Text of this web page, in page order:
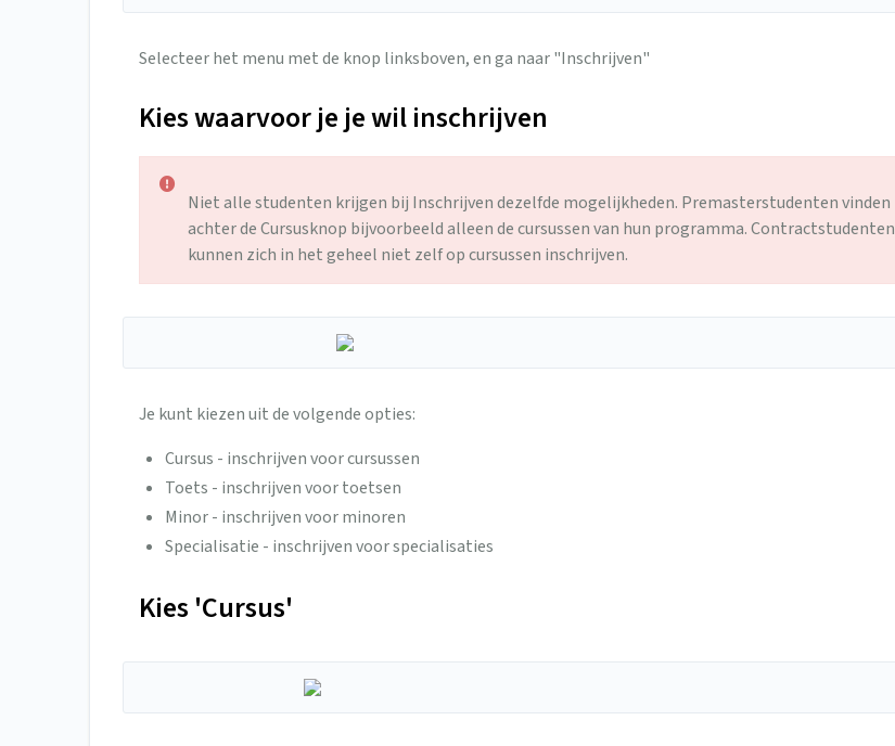
Selecteer het menu met de knop linksboven, en ga naar "Inschrijven"
Kies waarvoor je je wil inschrijven
Niet alle studenten krijgen bij Inschrijven dezelfde mogelijkheden. Premasterstudenten vinden
achter de Cursusknop bijvoorbeeld alleen de cursussen van hun programma. Contractstudenten
kunnen zich in het geheel niet zelf op cursussen inschrijven.
Je kunt kiezen uit de volgende opties:
Cursus - inschrijven voor cursussen
Toets - inschrijven voor toetsen
Minor - inschrijven voor minoren
Specialisatie - inschrijven voor specialisaties
Kies 'Cursus'